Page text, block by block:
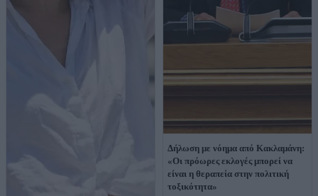
Δήλωση με νόημα από Κακλαμάνη:
«Οι πρόωρες εκλογές μπορεί να
είναι η θεραπεία στην πολιτική
τοξικότητα»